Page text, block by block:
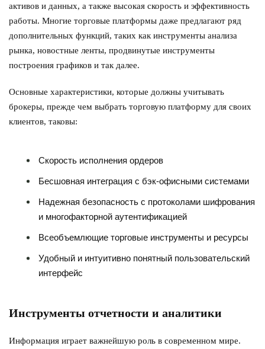
активов и данных, а также высокая скорость и эффективность
работы. Многие торговые платформы даже предлагают ряд
дополнительных функций, таких как инструменты анализа
рынка, новостные ленты, продвинутые инструменты
построения графиков и так далее.
Основные характеристики, которые должны учитывать
брокеры, прежде чем выбрать торговую платформу для своих
клиентов, таковы:
Скорость исполнения ордеров
Бесшовная интеграция с бэк-офисными системами
Надежная безопасность с протоколами шифрования
и многофакторной аутентификацией
Всеобъемлющие торговые инструменты и ресурсы
Удобный и интуитивно понятный пользовательский
интерфейс
Инструменты отчетности и аналитики
Информация играет важнейшую роль в современном мире.